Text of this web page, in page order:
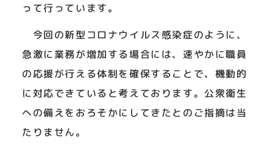
って行っています。
今回の新型コロナウイルス感染症のように、
急激に業務が増加する場合には、速やかに職員
の応援が行える体制を確保することで、機動的
に対応できていると考えております。公衆衛生
への備えをおろそかにしてきたとのご指摘は当
たりません。